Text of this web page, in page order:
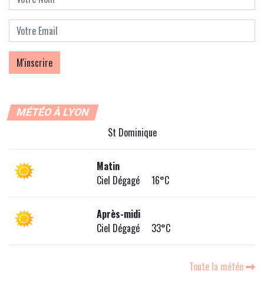
MÉTÉO À LYON
St Dominique
Matin
Ciel Dégagé 16°C
Après-midi
Ciel Dégagé 33°C
Toute la météo